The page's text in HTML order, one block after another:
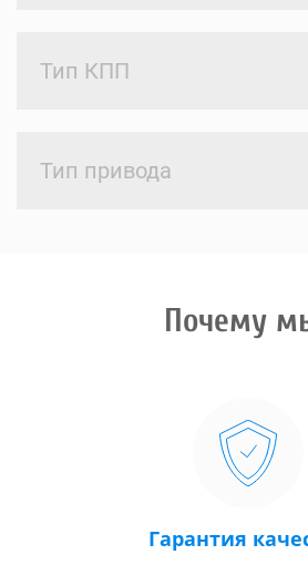
Тип КПП
Тип привода
Почему
Гарантия